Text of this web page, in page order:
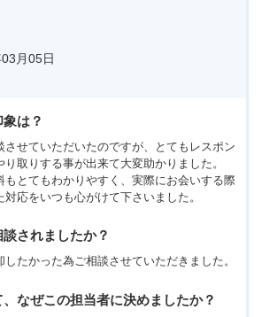
月05日
は？
させていただいたのですが、とてもレスポン
取りする事が出来て大変助かりました。
もとてもわかりやすく、実際にお会いする際
応をいつも心がけて下さいました。
されましたか？
たかった為ご相談させていただきました。
なぜこの担当者に決めましたか？